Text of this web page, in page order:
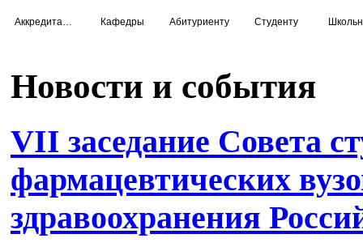
Кафедры Абитуриенту Студенту
Новости и события
VII заседание Совета
фармацевтических
здравоохранения